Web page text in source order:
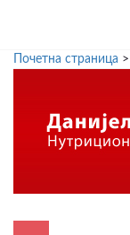
Почетна страница >